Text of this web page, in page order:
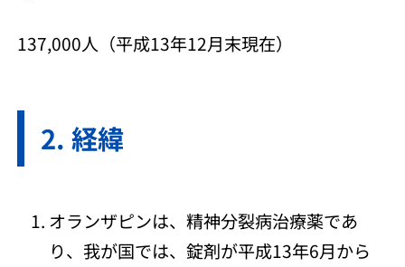
137,000人（平成13年12月末現在）
経緯
オランザピンは、精神分裂病治療薬であ
り、我が国では、錠剤が平成13年6月から